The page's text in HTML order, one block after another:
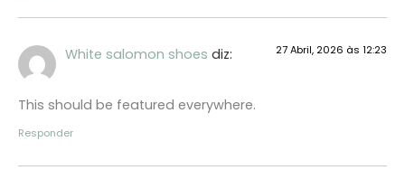
White salomon shoes diz: 27 Abril, 2026 às 12:23
This should be featured everywhere.
Responder